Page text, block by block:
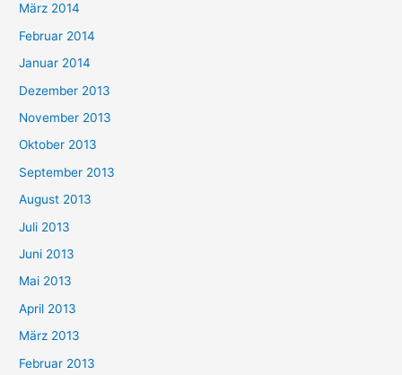
März 2014
Februar 2014
Januar 2014
Dezember 2013
November 2013
Oktober 2013
September 2013
August 2013
Juli 2013
Juni 2013
Mai 2013
April 2013
März 2013
Februar 2013